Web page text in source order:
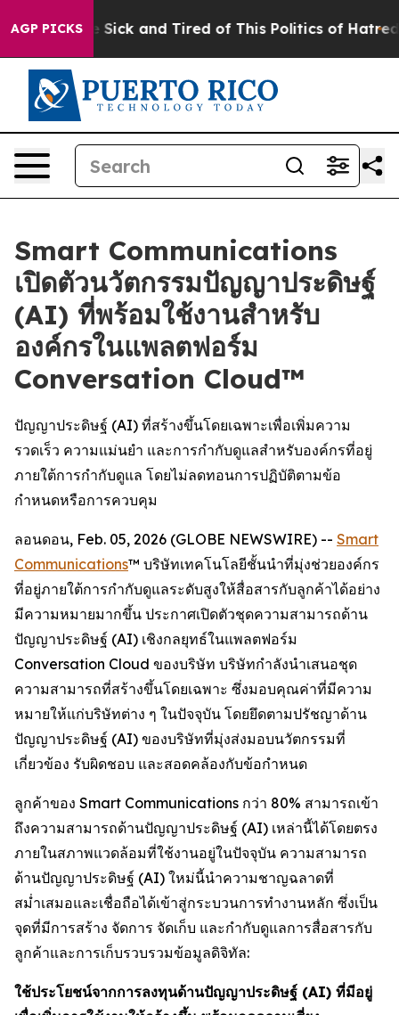
AGP PICKS
Are Sick and Tired of This Politics of Hatred” The
Smart Communications
เปิดตัวนวัตกรรมปัญญาประดิษฐ์
(AI) ที่พร้อมใช้งานสำหรับ
องค์กรในแพลตฟอร์ม
Conversation Cloud™
ปัญญาประดิษฐ์ (AI) ที่สร้างขึ้นโดยเฉพาะเพื่อเพิ่มความ
รวดเร็ว ความแม่นยำ และการกำกับดูแลสำหรับองค์กรที่อยู่
ภายใต้การกำกับดูแล โดยไม่ลดทอนการปฏิบัติตามข้อ
กำหนดหรือการควบคุม
ลอนดอน, Feb. 05, 2026 (GLOBE NEWSWIRE) -- Smart
Communications™ บริษัทเทคโนโลยีชั้นนำที่มุ่งช่วยองค์กร
ที่อยู่ภายใต้การกำกับดูแลระดับสูงให้สื่อสารกับลูกค้าได้อย่าง
มีความหมายมากขึ้น ประกาศเปิดตัวชุดความสามารถด้าน
ปัญญาประดิษฐ์ (AI) เชิงกลยุทธ์ในแพลตฟอร์ม
Conversation Cloud ของบริษัท บริษัทกำลังนำเสนอชุด
ความสามารถที่สร้างขึ้นโดยเฉพาะ ซึ่งมอบคุณค่าที่มีความ
หมายให้แก่บริษัทต่าง ๆ ในปัจจุบัน โดยยึดตามปรัชญาด้าน
ปัญญาประดิษฐ์ (AI) ของบริษัทที่มุ่งส่งมอบนวัตกรรมที่
เกี่ยวข้อง รับผิดชอบ และสอดคล้องกับข้อกำหนด
ลูกค้าของ Smart Communications กว่า 80% สามารถเข้า
ถึงความสามารถด้านปัญญาประดิษฐ์ (AI) เหล่านี้ได้โดยตรง
ภายในสภาพแวดล้อมที่ใช้งานอยู่ในปัจจุบัน ความสามารถ
ด้านปัญญาประดิษฐ์ (AI) ใหม่นี้นำความชาญฉลาดที่
สม่ำเสมอและเชื่อถือได้เข้าสู่กระบวนการทำงานหลัก ซึ่งเป็น
จุดที่มีการสร้าง จัดการ จัดเก็บ และกำกับดูแลการสื่อสารกับ
ลูกค้าและการเก็บรวบรวมข้อมูลดิจิทัล:
ใช้ประโยชน์จากการลงทุนด้านปัญญาประดิษฐ์ (AI) ที่มีอยู่